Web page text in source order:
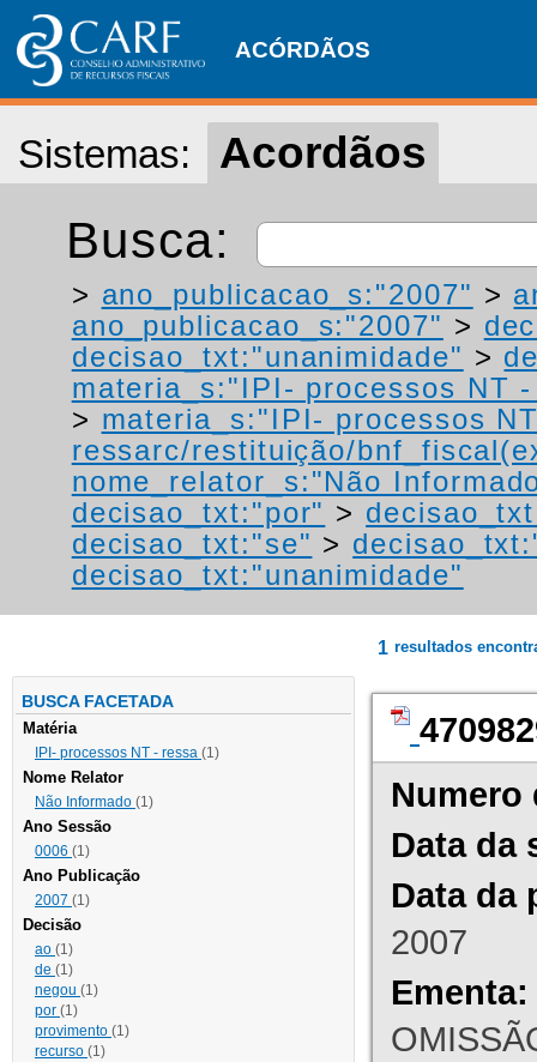
ACÓRDÃOS
Sistemas: Acordãos
Busca:
> ano_publicacao_s:"2007" >
ano_publicacao_s:"2007" >
decisao_txt:"unanimidade" >
materia_s:"IPI- processos NT
> materia_s:"IPI- processos
ressarc/restituição/
nome_relator_s:"Não
decisao_txt:"por" >
decisao_txt:"se" >
decisao_txt:"unanimidade"
BUSCA FACETADA
Matéria
IPI- processos NT - ressa (1)
Nome Relator
Não Informado (1)
Ano Sessão
0006 (1)
Ano Publicação
2007 (1)
Decisão
ao (1)
de (1)
negou (1)
por (1)
provimento (1)
recurso (1)
1 resultados
Numero
Data da
Data da
2007
Ementa: